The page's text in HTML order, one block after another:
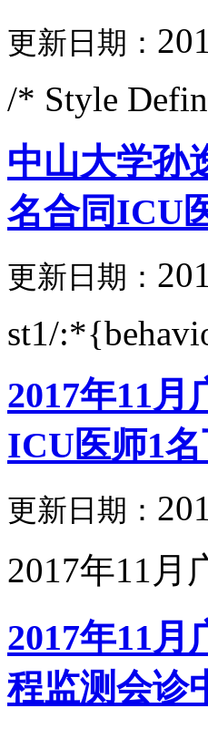
更新日期：
/* Style
中山大学孙
名合同ICU
更新日期：
st1/
2017年11
ICU医师1
更新日期：
2017年11月
2017年11
程监测会诊